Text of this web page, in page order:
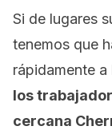
Si de lugares
tenemos que
rápidamente
los
cercana